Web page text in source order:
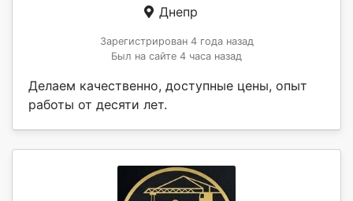
Днепр
Зарегистрирован 4 года назад
Был на сайте 4 часа назад
Делаем качественно, доступные цены, опыт
работы от десяти лет.